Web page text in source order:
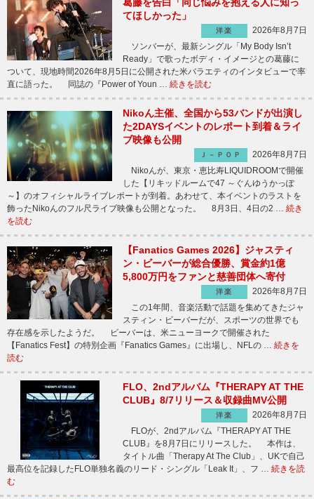
てほしかった」
洋楽
2026年8月7日
ソンバーが、最新シングル「My Body Isn’t
Ready」で歌ったボディ・イメージとの葛藤に
ついて、現地時間2026年8月5日に公開された米バラエティのインタビューで率
直に語った。 同誌の『Power of Youn … 続きを読む
Nikoん主催、全国から53バンドが出演し
た2DAYSイベントのレポート到着＆ライ
ブ映像も公開
Ｊ－ＰＯＰ
2026年8月7日
Nikoんが、東京・恵比寿LIQUIDROOMで開催
した【リキッドルームで47 ～ぐんゆうかっぽ
～】のオフィシャルライブレポートが到着。あわせて、本イベントのラストを
飾ったNikoんのフル尺ライブ映像も公開となった。 8月3日、4日の2 … 続き
を読む
【Fanatics Games 2026】ジャスティ
ン・ビーバーが総合優勝、賞金約1億
5,800万円をファンと慈善団体へ寄付
洋楽
2026年8月7日
この1年間、音楽活動で話題を集めてきたジャ
スティン・ビーバーだが、スポーツの世界でも
存在感を示したようだ。 ビーバーは、米ニューヨークで開催された
【Fanatics Fest】の特別企画『Fanatics Games』に出場し、NFLの … 続きを
読む
FLO、2ndアルバム『THERAPY AT THE
CLUB』8/7リリース＆収録曲MV公開
洋楽
2026年8月7日
FLOが、2ndアルバム『THERAPY AT THE
CLUB』を8月7日にリリースした。 本作は、
タイトル曲「Therapy At The Club」、UKで自己
最高位を記録したFLO単独名義のリード・シングル「Leak It」、フ … 続きを読
む